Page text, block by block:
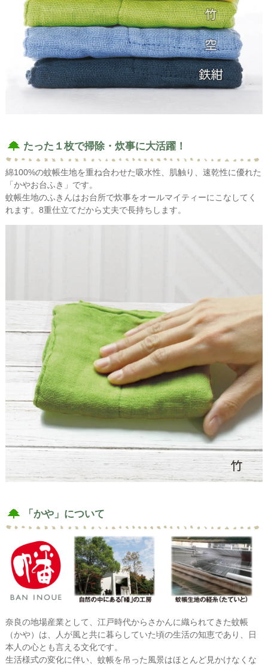
たった１枚で掃除・炊事に大活躍！
綿100%の蚊帳生地を重ね合わせた吸水性、肌触り、速乾性に優れた
「かやお台ふき」です。
蚊帳生地のふきんはお台所で炊事をオールマイティーにこなしてく
れます。8重仕立てだから丈夫で長持ちします。
「かや」について
奈良の地場産業として、江戸時代からさかんに織られてきた蚊帳
（かや）は、人が風と共に暮らしていた頃の生活の知恵であり、日
本人の心とも言える文化です。
生活様式の変化に伴い、蚊帳を吊った風景はほとんど見かけなくな